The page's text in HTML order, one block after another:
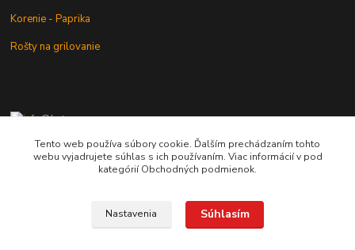
Korenie - Paprika
Rošty na grilovanie
+421 902 212 007
od 8:00 - do 16:00 hod
Tento web používa súbory cookie. Ďalším prechádzaním tohto
webu vyjadrujete súhlas s ich používaním. Viac informácií v pod
kategórií Obchodných podmienok.
Nastavenia Súhlasím